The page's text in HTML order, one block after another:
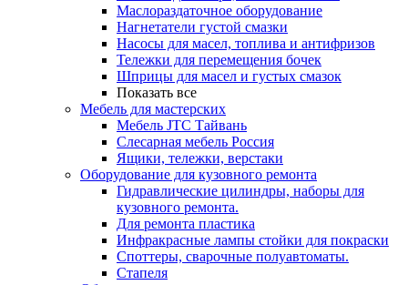
Маслораздаточное оборудование
Нагнетатели густой смазки
Насосы для масел, топлива и антифризов
Тележки для перемещения бочек
Шприцы для масел и густых смазок
Показать все
Мебель для мастерских
Мебель JTC Тайвань
Слесарная мебель Россия
Ящики, тележки, верстаки
Оборудование для кузовного ремонта
Гидравлические цилиндры, наборы для
кузовного ремонта.
Для ремонта пластика
Инфракрасные лампы стойки для покраски
Споттеры, сварочные полуавтоматы.
Стапеля